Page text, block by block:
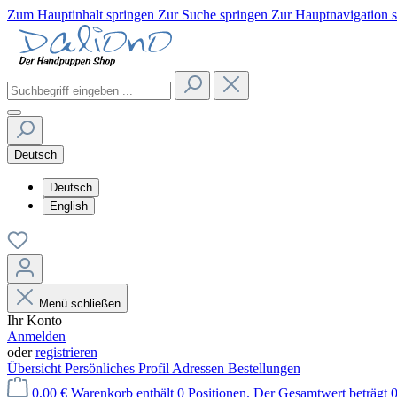
Zum Hauptinhalt springen Zur Suche springen Zur Hauptnavigation
Deutsch
Deutsch
English
Menü schließen
Ihr Konto
Anmelden
oderregistrieren
Übersicht Persönliches Profil Adressen Bestellungen
0,00 € Warenkorb enthält 0 Positionen. Der Gesamtwert beträgt